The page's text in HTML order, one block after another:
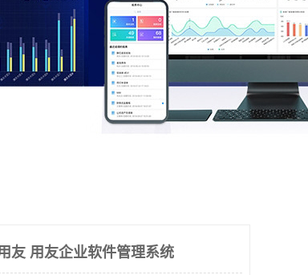
友 用友企业软件管理系统